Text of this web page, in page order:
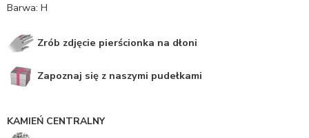
Barwa: H
Zrób zdjęcie pierścionka na dłoni
Zapoznaj się z naszymi pudełkami
KAMIEŃ CENTRALNY